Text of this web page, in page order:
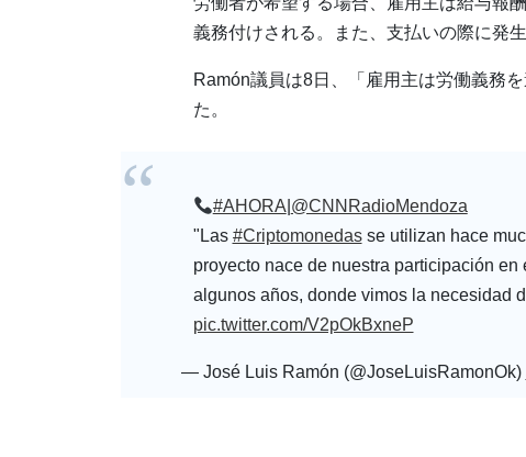
義務付けされる。また、支払いの際に発
Ramón議員は8日、「雇用主は労働義務
た。
#AHORA @CNNRadioMendoza
"Las #Criptomonedasse utilizan hace
proyecto nace de nuestra participación
algunos años, donde vimos la necesidad
pic.twitter.com/V2pOkBxneP
— José Luis Ramón (@JoseLuisRamonOk)